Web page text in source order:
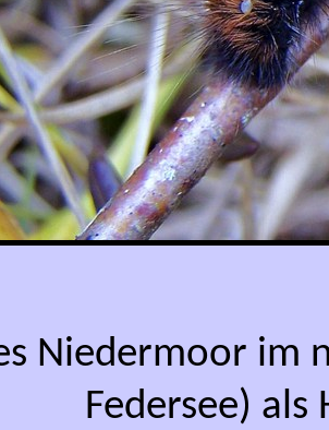
Niedermoor im
Federsee)